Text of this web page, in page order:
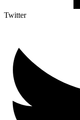
Twitter